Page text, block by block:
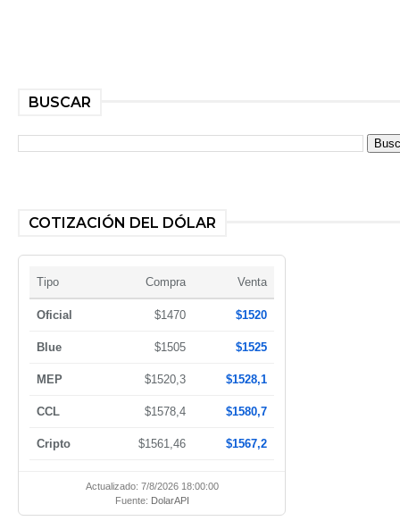
BUSCAR
COTIZACIÓN DEL DÓLAR
Tipo Compra Venta
Oficial $1470 $1520
Blue $1505 $1525
MEP $1520,3 $1528,1
CCL $1578,4 $1580,7
Cripto $1561,46 $1567,2
Actualizado: 7/8/2026 18:00:00
Fuente: DolarAPI